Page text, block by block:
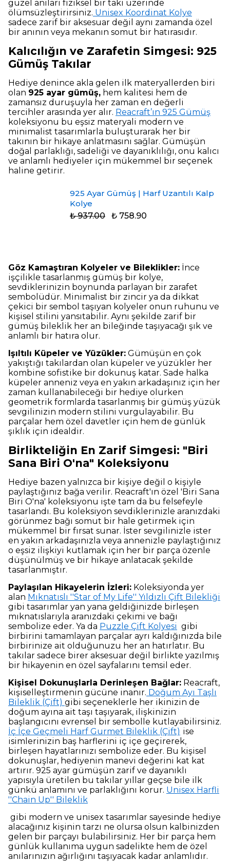
güzel anıları fiziksel bir takı üzerinde
ölümsüzleştirirsiniz. Unisex Koordinat Kolye
sadece zarif bir aksesuar değil aynı zamanda özel
bir anının veya mekanın somut bir hatırasıdır.
Kalıcılığın ve Zarafetin Simgesi: 925
Gümüş Takılar
Hediye denince akla gelen ilk materyallerden biri
olan 925 ayar gümüş, hem kalitesi hem de
zamansız duruşuyla her zaman en değerli
tercihler arasında yer alır. Reacraft’ın 925 Gümüş
koleksiyonu bu eşsiz materyali modern ve
minimalist tasarımlarla buluşturarak her bir
takının bir hikaye anlatmasını sağlar. Gümüşün
doğal parlaklığı, sadeliği ve dayanıklılığı, onu kalıcı
ve anlamlı hediyeler için mükemmel bir seçenek
haline getirir.
925 Ayar Gümüş | Harf Uzantılı Kalp
Kolye
₺ 937.00
₺ 758.90
Göz Kamaştıran Kolyeler ve Bileklikler: İnce
işçilikle tasarlanmış gümüş bir kolye,
sevdiklerinizin boynunda parlayan bir zarafet
sembolüdür. Minimalist bir zincir ya da dikkat
çekici bir sembol taşıyan kolyeler onun ruhunu ve
kişisel stilini yansıtabilir. Aynı şekilde zarif bir
gümüş bileklik her an bileğinde taşıyacağı şık ve
anlamlı bir hatıra olur.
Işıltılı Küpeler ve Yüzükler: Gümüşün en çok
yakıştığı takılardan olan küpeler ve yüzükler her
kombine sofistike bir dokunuş katar. Sade halka
küpeler anneniz veya en yakın arkadaşınız için her
zaman kullanabileceği bir hediye olurken
geometrik formlarda tasarlanmış bir gümüş yüzük
sevgilinizin modern stilini vurgulayabilir. Bu
parçalar hem özel davetler için hem de günlük
şıklık için idealdir.
Birlikteliğin En Zarif Simgesi: "Biri
Sana Biri O'na" Koleksiyonu
Hediye bazen yalnızca bir kişiye değil o kişiyle
paylaştığınız bağa verilir. Reacraft'ın özel 'Biri Sana
Biri O'na' koleksiyonu işte tam da bu felsefeyle
tasarlandı. Bu koleksiyon sevdiklerinizle aranızdaki
görünmez bağı somut bir hale getirmek için
mükemmel bir fırsat sunar. İster sevgilinizle ister
en yakın arkadaşınızla veya annenizle paylaştığınız
o eşsiz ilişkiyi kutlamak için her bir parça özenle
düşünülmüş ve bir hikaye anlatacak şekilde
tasarlanmıştır.
Paylaşılan Hikayelerin İzleri: Koleksiyonda yer
alan Mıknatıslı ''Star of My Life'' Yıldızlı Çift Bilekliği
gibi tasarımlar yan yana geldiğinizde birleşen
mıknatıslarıyla aranızdaki çekimi ve bağı
sembolize eder. Ya da Puzzle Çift Kolyesi gibi
birbirini tamamlayan parçalar ayrı kaldığınızda bile
birbirinize ait olduğunuzu her an hatırlatır. Bu
takılar sadece birer aksesuar değil birlikte yazılmış
bir hikayenin en özel sayfalarını temsil eder.
Kişisel Dokunuşlarla Derinleşen Bağlar: Reacraft,
kişiselleştirmenin gücüne inanır. Doğum Ayı Taşlı
Bileklik (Çift) gibi seçeneklerle her ikinizin de
doğum ayına ait taşı taşıyarak, ilişkinizin
başlangıcını evrensel bir sembolle kutlayabilirsiniz.
İç İçe Geçmeli Harf Gurmet Bileklik (Çift) ise
isimlerinizin baş harflerini iç içe geçirerek,
birleşen hayatlarınızı sembolize eder. Bu kişisel
dokunuşlar, hediyenin manevi değerini kat kat
artırır. 925 ayar gümüşün zarif ve dayanıklı
yapısıyla üretilen bu takılar yıllar geçse bile ilk
günkü anlamını ve parlaklığını korur. Unisex Harfli
''Chain Up'' Bileklik
gibi modern ve unisex tasarımlar sayesinde hediye
alacağınız kişinin tarzı ne olursa olsun kalbinizden
gelen bir parçayı bulabilirsiniz. Her bir parça hem
günlük kullanıma uygun sadelikte hem de özel
anılarınızın ağırlığını taşıyacak kadar anlamlıdır.